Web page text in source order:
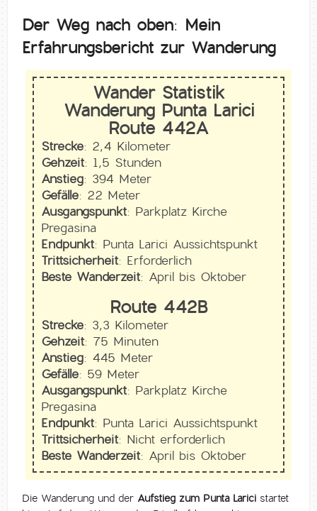
Der Weg nach oben: Mein
Erfahrungsbericht zur Wanderung
Wander Statistik
Wanderung Punta Larici
Route 442A
Strecke: 2,4 Kilometer
Gehzeit: 1,5 Stunden
Anstieg: 394 Meter
Gefälle: 22 Meter
Ausgangspunkt: Parkplatz Kirche
Pregasina
Endpunkt: Punta Larici Aussichtspunkt
Trittsicherheit: Erforderlich
Beste Wanderzeit: April bis Oktober
Route 442B
Strecke: 3,3 Kilometer
Gehzeit: 75 Minuten
Anstieg: 445 Meter
Gefälle: 59 Meter
Ausgangspunkt: Parkplatz Kirche
Pregasina
Endpunkt: Punta Larici Aussichtspunkt
Trittsicherheit: Nicht erforderlich
Beste Wanderzeit: April bis Oktober
Die Wanderung und der Aufstieg zum Punta Larici startet